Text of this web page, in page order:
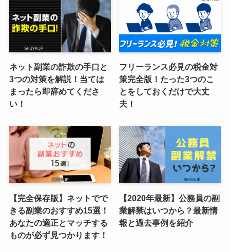
ネット副業の詐欺の手口と
3つの対策を解説！当ては
まったら即辞めてくださ
い！
フリーランス必見の税金対
策完全版！たった3つのこ
とをしておくだけで大丈
夫！
【完全保存版】ネットでで
きる副業のおすすめ15選！
あなたの適正とマッチする
ものが必ず見つかります！
【2020年最新】公務員の副
業解禁はいつから？最新情
報と過去事例を紹介